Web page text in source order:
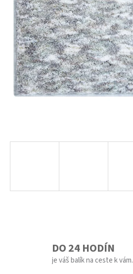
DO 24 HODÍN
je váš balík na ceste k vám.